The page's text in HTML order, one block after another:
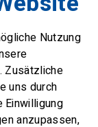
Nutzung
Zusätzliche
uns durch
Einwilligung
anzupassen,